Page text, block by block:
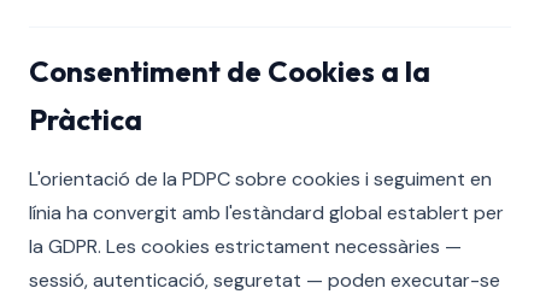
Consentiment de Cookies a la
Pràctica
L'orientació de la PDPC sobre cookies i seguiment en
línia ha convergit amb l'estàndard global establert per
la GDPR. Les cookies estrictament necessàries —
sessió, autenticació, seguretat — poden executar-se